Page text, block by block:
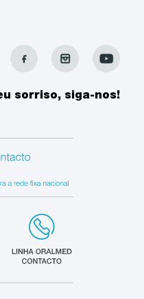
sorriso, siga-nos!